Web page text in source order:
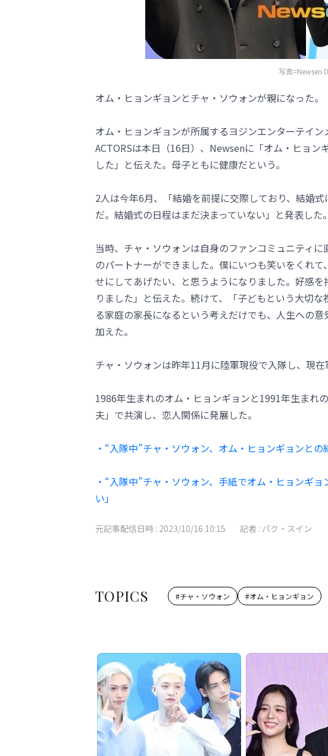
写真=Newsen
オム・ヒョンギョンとチャ・ソウォンが親になった。
オム・ヒョンギョンが所属するヨジンエンターテイ
ACTORSは本日（16日）、Newsenに「オム・ヒョ
した」と伝えた。母子ともに健康だという。
2人は今年6月、「結婚を前提に交際しており、結婚
だ。結婚式の日程はまだ決まっていない」と発表した。
当時、チャ・ソウォンは自身のファンコミュニティ
のパートナーができました。僕にいつも笑いをくれ
せにしてあげたい、と思うようになりました。好感
りました」と伝えた。続けて、「子どもという大切
る家庭の家長になるという考えだけでも、人生への
加えた。
チャ・ソウォンは昨年11月に陸軍現役で入隊し、現在
1986年生まれのオム・ヒョンギョンと1991年生まれ
夫」で共演し、恋人関係に発展した。
・“入隊中”チャ・ソウォン、オム・ヒョンギョンと
・“入隊中”チャ・ソウォン、手紙でオム・ヒョンギ
い」
元記事配信日時 : 2023/10/16 10:15 記者 : パク・スイン
TOPICS #チャ・ソウォン #オム・ヒョンギョン